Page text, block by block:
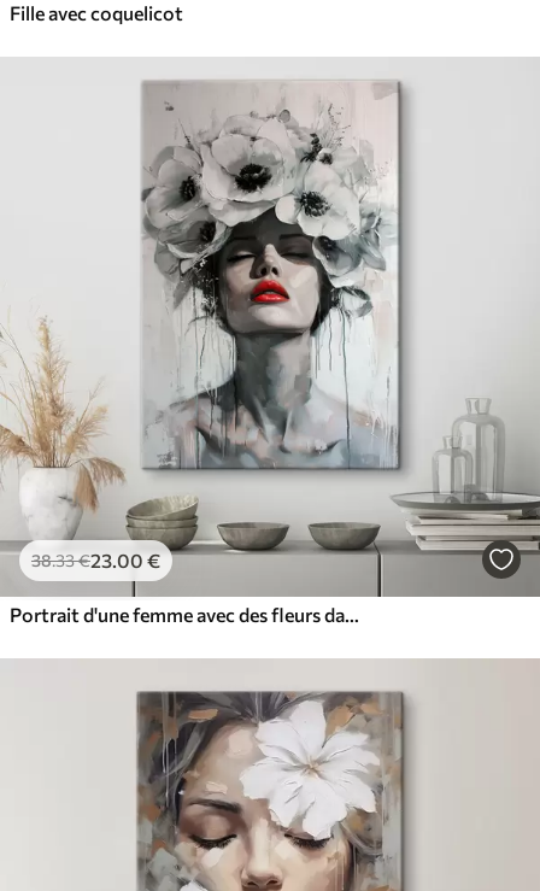
Fille avec coquelicot
38.33€23.00 €
Portrait d'une femme avec des fleurs dans les cheveux et les lèvres rouges